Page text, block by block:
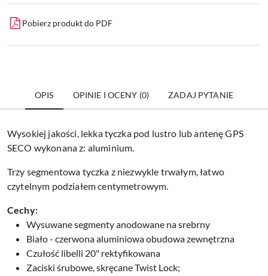
Pobierz produkt do PDF
OPIS OPINIE I OCENY (0) ZADAJ PYTANIE
Wysokiej jakości, lekka tyczka pod lustro lub antenę GPS
SECO wykonana z: aluminium.
Trzy segmentowa tyczka z niezwykle trwałym, łatwo
czytelnym podziałem centymetrowym.
Cechy:
Wysuwane segmenty anodowane na srebrny
Biało - czerwona aluminiowa obudowa zewnętrzna
Czułość libelli 20" rektyfikowana
Zaciski śrubowe, skręcane Twist Lock;